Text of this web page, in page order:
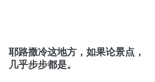
耶路撒冷这地方，如果论景点，
几乎步步都是。